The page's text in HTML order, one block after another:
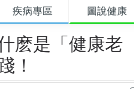
疾病專區 圖說健康
麽是「健康老
！